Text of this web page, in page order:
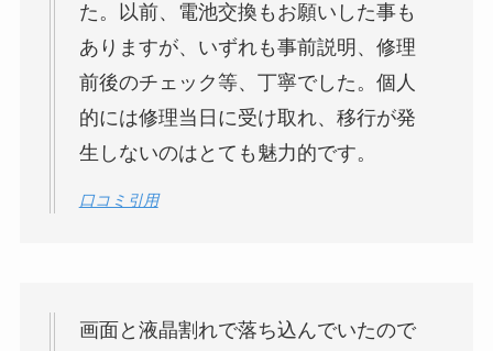
た。以前、電池交換もお願いした事も
ありますが、いずれも事前説明、修理
前後のチェック等、丁寧でした。個人
的には修理当日に受け取れ、移行が発
生しないのはとても魅力的です。
口コミ引用
画面と液晶割れで落ち込んでいたので